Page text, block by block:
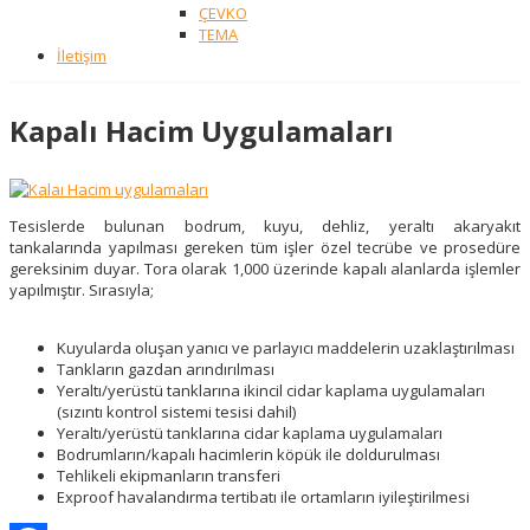
ÇEVKO
TEMA
İletişim
Kapalı Hacim Uygulamaları
Tesislerde bulunan bodrum, kuyu, dehliz, yeraltı akaryakıt
tankalarında yapılması gereken tüm işler özel tecrübe ve prosedüre
gereksinim duyar. Tora olarak 1,000 üzerinde kapalı alanlarda işlemler
yapılmıştır. Sırasıyla;
Kuyularda oluşan yanıcı ve parlayıcı maddelerin uzaklaştırılması
Tankların gazdan arındırılması
Yeraltı/yerüstü tanklarına ikincil cidar kaplama uygulamaları
(sızıntı kontrol sistemi tesisi dahil)
Yeraltı/yerüstü tanklarına cidar kaplama uygulamaları
Bodrumların/kapalı hacimlerin köpük ile doldurulması
Tehlikeli ekipmanların transferi
Exproof havalandırma tertibatı ile ortamların iyileştirilmesi